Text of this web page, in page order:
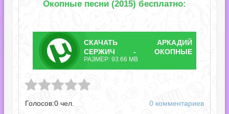
Окопные песни (2015) бесплатно:
СКАЧАТЬ
ТОРРЕНТ
АРКАДИЙ
СЕРЖИЧ - ОКОПНЫЕ
ПЕСНИ.TORRENT
РАЗМЕР: 93.66 MB
- Окопные песни.torrent
Голосов:0 чел. 0 комментариев